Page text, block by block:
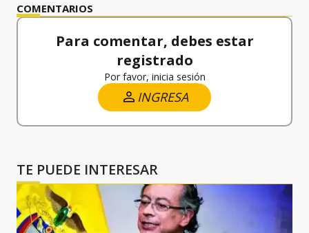
COMENTARIOS
Para comentar, debes estar
registrado
Por favor, inicia sesión
INGRESA
TE PUEDE INTERESAR